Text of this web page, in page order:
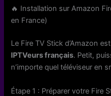
🔥 Installation sur Amazon
en France)
Le Fire TV Stick d’Amazon est
IPTVeurs français. Petit,
n’importe quel téléviseur en
Étape 1 : Préparer votre Fire